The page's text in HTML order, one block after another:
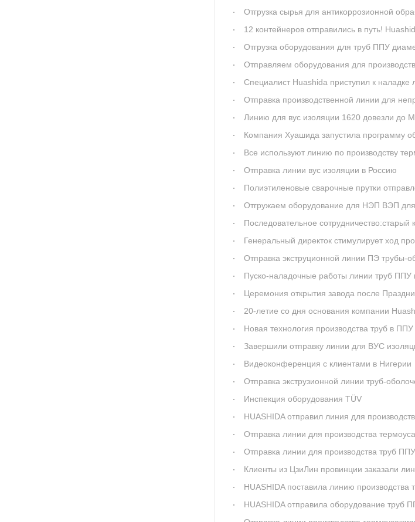
Отгрузка сырья для антикоррозионной
12 контейнеров отправились в путь! Huashida осуществила массовую отгрузку линии по
Отгрузка оборудования для труб ППУ
Отправляем оборудования для производства
Специалист Huashida приступил к наладке линии
Отправка производственной линии для непрерывной ППУ
Линию для вус изоляции 1620 довезли до
Компания Хуашида запустила программу обучения для
Все используют линию по производству
Отправка линии вус изоляции в Россию
Полиэтиленовые сварочные прутки
Отгружаем оборудование для НЭП ВЭП
Последовательное сотрудничество:старый клиент сделал новый казаз на линию
Генеральный директок стимулирует ход
Отправка экструционной линии ПЭ трубы-
Пуско-наладочные работы линии труб ППУ
Церемония открытия завода после
20-летие со дня основания компании
Новая технология производства труб в ППУ
Завершили отправку линии для ВУС
Видеоконференция с клиентами в Нигерии
Отправка экструзионной линии труб-
Инспекция оборудования TÜV
HUASHIDA отправил линия для
Отправка линии для производства термоусаживающейся
Отправка линии для производства труб ППУ
Клиенты из ЦзиЛин провинции заказали линии ПЭ
HUASHIDA поставила линию производства труб
HUASHIDA отправила оборудование труб